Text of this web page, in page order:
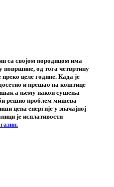
са својом породицом има
површине, од тога четвртину
целе године. Када је
и прешао на коштице
а њему након сушења
решио проблем мишева
цена енергије у значајној
је исплативости